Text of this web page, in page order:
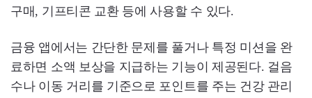
구매, 기프티콘 교환 등에 사용할 수 있다.
금융 앱에서는 간단한 문제를 풀거나 특정 미션을 완
료하면 소액 보상을 지급하는 기능이 제공된다. 걸음
수나 이동 거리를 기준으로 포인트를 주는 건강 관리